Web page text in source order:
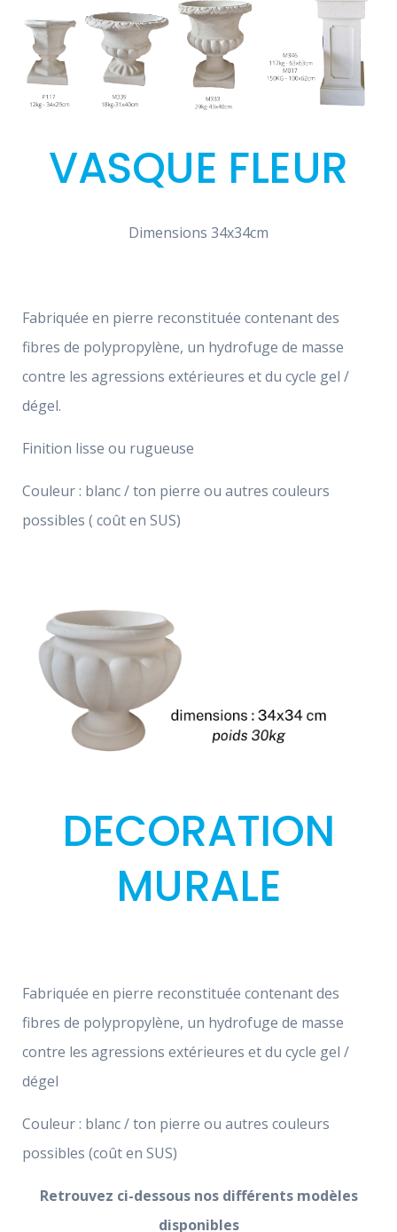
VASQUE FLEUR
Dimensions 34x34cm
Fabriquée en pierre reconstituée contenant des
fibres de polypropylène, un hydrofuge de masse
contre les agressions extérieures et du cycle gel /
dégel.
Finition lisse ou rugueuse
Couleur : blanc / ton pierre ou autres couleurs
possibles ( coût en SUS)
DECORATION
MURALE
Fabriquée en pierre reconstituée contenant des
fibres de polypropylène, un hydrofuge de masse
contre les agressions extérieures et du cycle gel /
dégel
Couleur : blanc / ton pierre ou autres couleurs
possibles (coût en SUS)
Retrouvez ci-dessous nos différents modèles
disponibles